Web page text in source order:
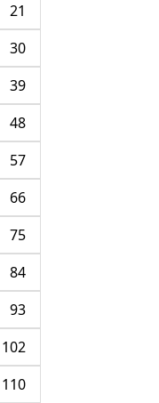
21
30
39
48
57
66
75
84
93
102
110